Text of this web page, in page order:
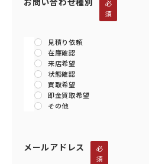
必
須
見積り依頼
在庫確認
来店希望
状態確認
買取希望
即金買取希望
その他
メールアドレス
必
須